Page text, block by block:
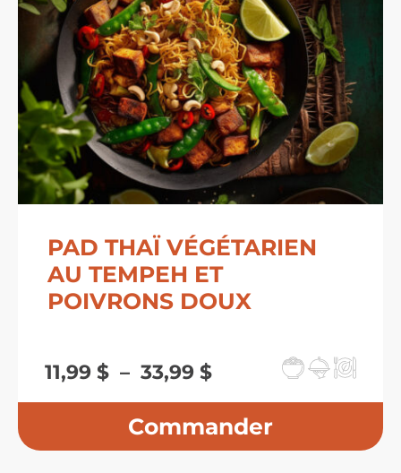
PAD THAÏ VÉGÉTARIEN
AU TEMPEH ET
POIVRONS DOUX
11,99 $ – 33,99 $Plage
de
prix :